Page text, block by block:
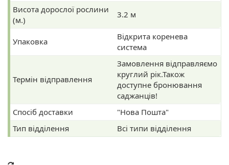
Висота дорослої рослини
(м.)
3.2 м
Упаковка
Відкрита коренева
система
Термін відправлення
Замовлення відправляємо
круглий рік.Також
доступне бронювання
саджанців!
Спосіб доставки
"Нова Пошта"
Тип відділення
Всі типи відділення